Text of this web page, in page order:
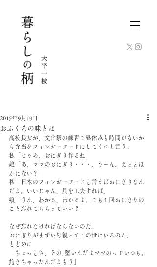
おふくろの味とは
2015年9月19日
高校長女が、文化祭の練習で昼休みも時間がないか
ら弁当をフィンガーフードにしてくれと言う。
私「じゃあ、おにぎり作るね」
娘「あ、ママのおにぎり・・・、うーん、えっとほ
かにない？」
私「日本のフィンガーフードと言えばおにぎりなん
だよ。いいじゃん、具を工夫すれば」
娘「うん、わかる、わかるよ。でも１回おにぎりの
こと忘れてもらっていい？」
なぜ忘れなければならないのだ。
おにぎりがまずい母親ってこの世にいるのか。
とどめに
「ちょっとさ、その､堅いんだよママのっていつも。
飽きちゃったんだよもう」